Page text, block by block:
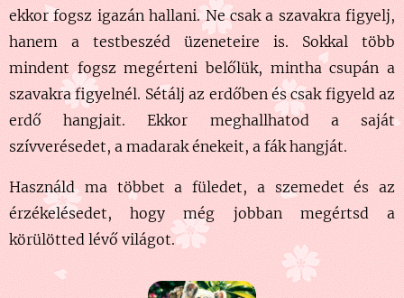
ekkor fogsz igazán hallani. Ne csak a szavakra figyelj,
hanem a testbeszéd üzeneteire is. Sokkal több
mindent fogsz megérteni belőlük, mintha csupán a
szavakra figyelnél. Sétálj az erdőben és csak figyeld az
erdő hangjait. Ekkor meghallhatod a saját
szívverésedet, a madarak énekeit, a fák hangját.
Használd ma többet a füledet, a szemedet és az
érzékelésedet, hogy még jobban megértsd a
körülötted lévő világot.